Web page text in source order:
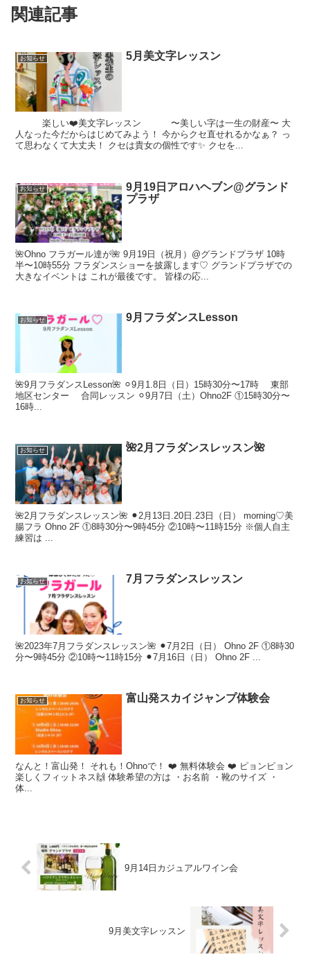
関連記事
お知らせ 5月美文字レッスン
楽しい❤️美文字レッスン 〜美しい字は一生の財産〜 大
人なった今だからはじめてみよう！ 今からクセ直せれるかなぁ？ っ
て思わなくて大丈夫！ クセは貴女の個性です✨ クセを...
お知らせ
9月19日アロハヘブン@グランド
プラザ
🌺Ohno フラガール達が🌺 9月19日（祝月）@グランドプラザ 10時
半〜10時55分 フラダンスショーを披露します♡ グランドプラザでの
大きなイベントは これが最後です。 皆様の応...
お知らせ 9月フラダンスLesson
🌺9月フラダンスLesson🌺 ⚪︎9月1.8日（日）15時30分〜17時 東部
地区センター 合同レッスン ⚪︎9月7日（土）Ohno2F ①15時30分〜
16時...
お知らせ 🌺2月フラダンスレッスン🌺
🌺2月フラダンスレッスン🌺 ⚫︎2月13日.20日.23日（日） morning♡美
腸フラ Ohno 2F ①8時30分〜9時45分 ②10時〜11時15分 ※個人自主
練習は ...
お知らせ 7月フラダンスレッスン
🌺2023年7月フラダンスレッスン🌺 ⚫︎7月2日（日） Ohno 2F ①8時30
分〜9時45分 ②10時〜11時15分 ⚫︎7月16日（日） Ohno 2F ...
お知らせ 富山発スカイジャンプ体験会
なんと！富山発！ それも！Ohnoで！ ❤️ 無料体験会 ❤️ ピョンピョン
楽しくフィットネス🙌 体験希望の方は ・お名前 ・靴のサイズ ・
体...
9月14日カジュアルワイン会
9月美文字レッスン